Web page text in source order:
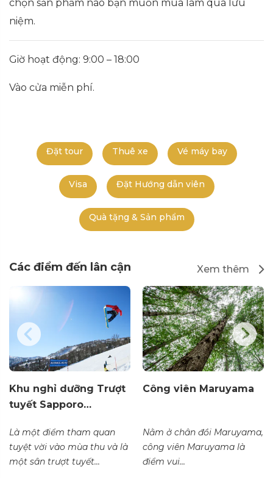
chọn sản phẩm nào bạn muốn mua làm quà lưu
niệm.
Giờ hoạt động: 9:00 – 18:00
Vào cửa miễn phí.
Đặt tour Thuê xe Vé máy bay
Visa Đặt Hướng dẫn viên
Quà tặng & Sản phẩm
Các điểm đến lân cận Xem thêm
Khu nghỉ dưỡng Trượt
tuyết Sapporo…
Là một điểm tham quan
tuyệt vời vào mùa thu và là
một sân trượt tuyết...
Công viên Maruyama
Nằm ở chân đồi Maruyama,
công viên Maruyama là
điểm vui...